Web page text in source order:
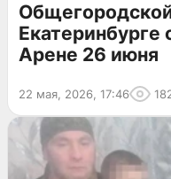
Екатеринбурге
Арене 26 июня
22 мая, 2026, 17:46